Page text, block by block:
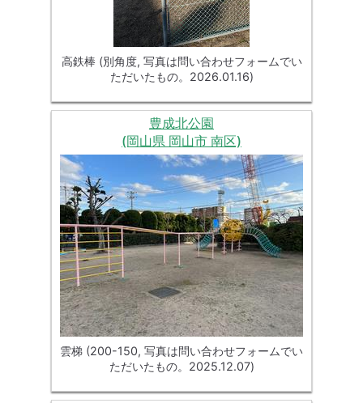
高鉄棒 (別角度, 写真は問い合わせフォームでい
ただいたもの。2026.01.16)
豊成北公園
(岡山県 岡山市 南区)
雲梯 (200-150, 写真は問い合わせフォームでい
ただいたもの。2025.12.07)